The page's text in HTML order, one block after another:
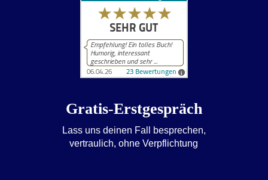
Gratis-Erstgespräch
Lass uns deinen Fall besprechen,
vertraulich, ohne Verpflichtung